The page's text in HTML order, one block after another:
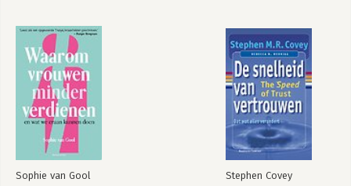
Sophie van Gool Stephen Covey